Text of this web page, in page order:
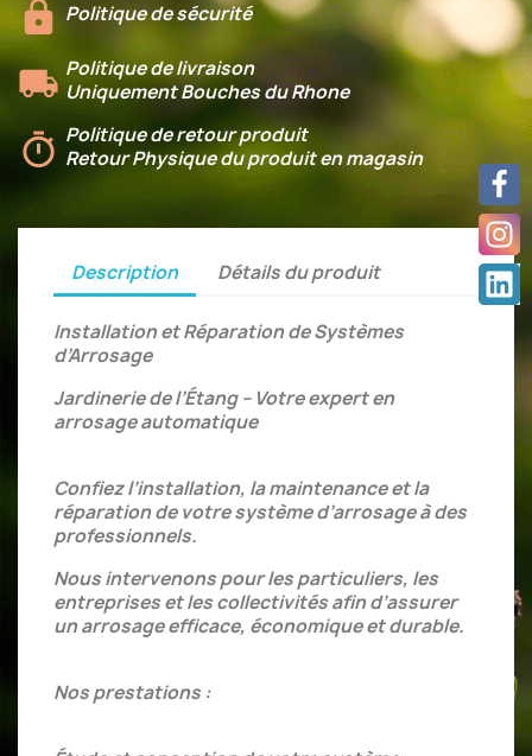
Politique de sécurité
Politique de livraison
Uniquement Bouches du Rhone
Politique de retour produit
Retour Physique du produit en magasin
Description Détails du produit
Installation et Réparation de Systèmes
d’Arrosage
Jardinerie de l’Étang– Votre expert en
arrosage automatique
Confiez l’installation, la maintenance et la
réparation de votre système d’arrosage à des
professionnels.
Nous intervenons pour les particuliers, les
entreprises et les collectivités afin d’assurer
un arrosage efficace, économique et durable.
Nos prestations :